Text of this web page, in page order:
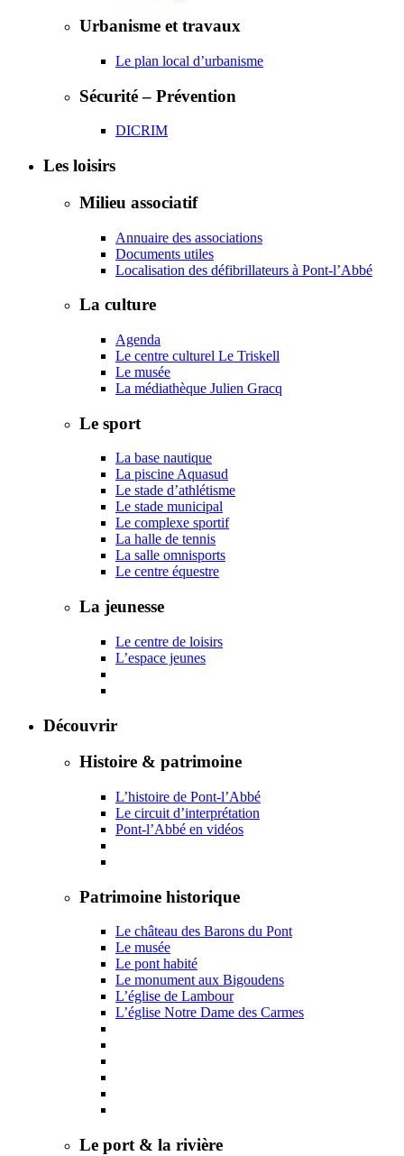
Urbanisme et travaux
Le plan local d’urbanisme
Sécurité – Prévention
DICRIM
Les loisirs
Milieu associatif
Annuaire des associations
Documents utiles
Localisation des défibrillateurs à Pont-l’Abbé
La culture
Agenda
Le centre culturel Le Triskell
Le musée
La médiathèque Julien Gracq
Le sport
La base nautique
La piscine Aquasud
Le stade d’athlétisme
Le stade municipal
Le complexe sportif
La halle de tennis
La salle omnisports
Le centre équestre
La jeunesse
Le centre de loisirs
L’espace jeunes
Découvrir
Histoire & patrimoine
L’histoire de Pont-l’Abbé
Le circuit d’interprétation
Pont-l’Abbé en vidéos
Patrimoine historique
Le château des Barons du Pont
Le musée
Le pont habité
Le monument aux Bigoudens
L’église de Lambour
L’église Notre Dame des Carmes
Le port & la rivière